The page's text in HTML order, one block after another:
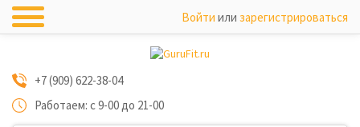
Войти или зарегистрироваться
+7 (909) 622-38-04
Работаем: с 9-00 до 21-00